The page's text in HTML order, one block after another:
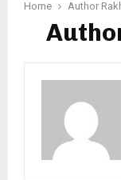
Home Author